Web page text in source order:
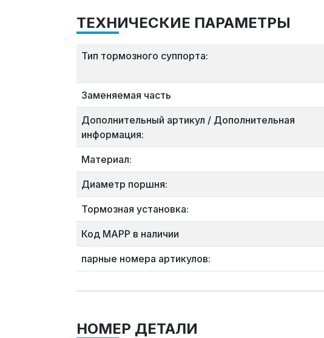
ТЕХНИЧЕСКИЕ ПАРАМЕТРЫ
Тип тормозного суппорта:
Заменяемая часть
Дополнительный артикул / Дополнительная
информация:
Материал:
Диаметр поршня:
Тормозная установка:
Код MAPP в наличии
парные номера артикулов:
НОМЕР ДЕТАЛИ